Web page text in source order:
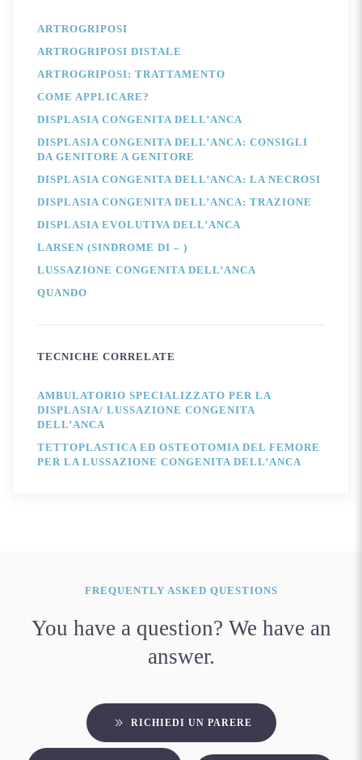
ARTROGRIPOSI
ARTROGRIPOSI DISTALE
ARTROGRIPOSI: TRATTAMENTO
COME APPLICARE?
DISPLASIA CONGENITA DELL’ANCA
DISPLASIA CONGENITA DELL’ANCA: CONSIGLI
DA GENITORE A GENITORE
DISPLASIA CONGENITA DELL’ANCA: LA NECROSI
DISPLASIA CONGENITA DELL’ANCA: TRAZIONE
DISPLASIA EVOLUTIVA DELL’ANCA
LARSEN (SINDROME DI – )
LUSSAZIONE CONGENITA DELL’ANCA
QUANDO
TECNICHE CORRELATE
AMBULATORIO SPECIALIZZATO PER LA
DISPLASIA/ LUSSAZIONE CONGENITA
DELL’ANCA
TETTOPLASTICA ED OSTEOTOMIA DEL FEMORE
PER LA LUSSAZIONE CONGENITA DELL’ANCA
FREQUENTLY ASKED QUESTIONS
You have a question? We have an
answer.
RICHIEDI UN PARERE